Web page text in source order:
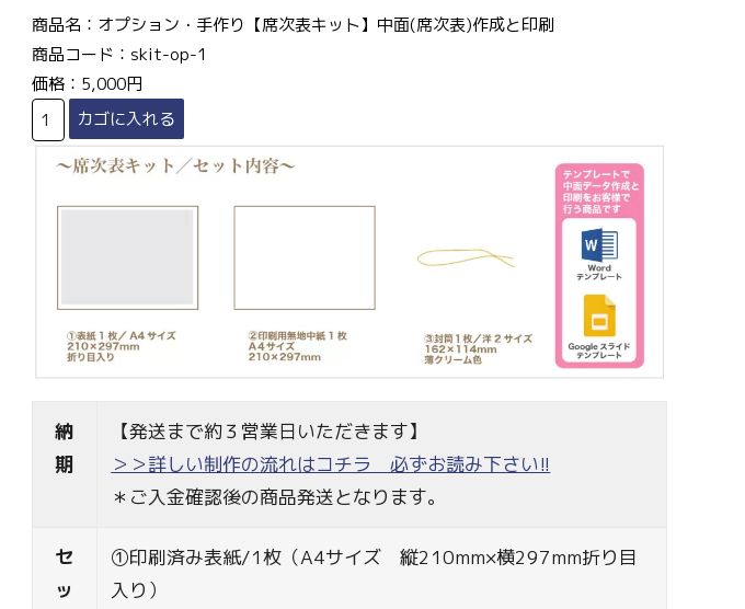
商品名：オプション・手作り【席次表キット】中面(席次表)作成と印刷
商品コード：skit-op-1
価格：5,000円
納
期
【発送まで約３営業日いただきます】
＞＞詳しい制作の流れはコチラ 必ずお読み下さい!!
＊ご入金確認後の商品発送となります。
セ
ッ
①印刷済み表紙/1枚（A4サイズ 縦210mm×横297mm折り目
入り）